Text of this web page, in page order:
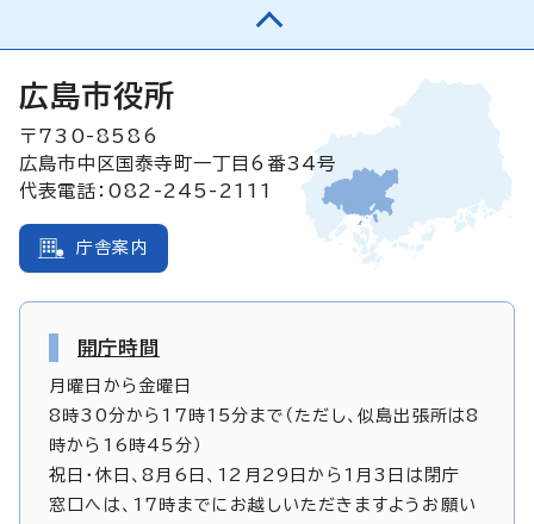
広島市役所
〒730-8586
広島市中区国泰寺町一丁目6番34号
代表電話：082-245-2111
庁舎案内
開庁時間
月曜日から金曜日
8時30分から17時15分まで（ただし、似島出張所は8
時から16時45分）
祝日・休日、8月6日、12月29日から1月3日は閉庁
窓口へは、17時までにお越しいただきますようお願い